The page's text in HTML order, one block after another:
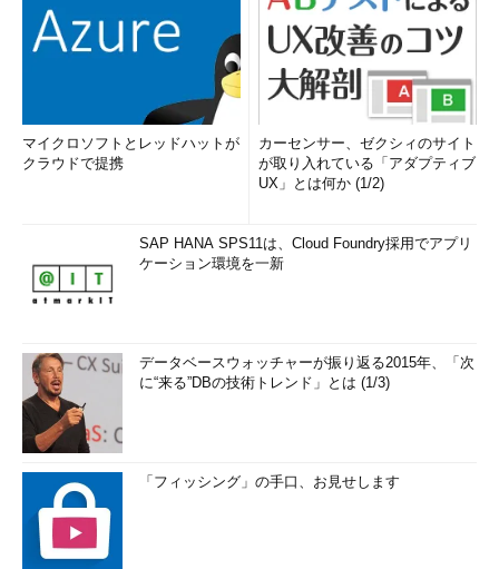
マイクロソフトとレッドハットが
クラウドで提携
カーセンサー、ゼクシィのサイト
が取り入れている「アダプティブ
UX」とは何か (1/2)
SAP HANA SPS11は、Cloud Foundry採用でアプリ
ケーション環境を一新
データベースウォッチャーが振り返る2015年、「次
に“来る”DBの技術トレンド」とは (1/3)
「フィッシング」の手口、お見せします